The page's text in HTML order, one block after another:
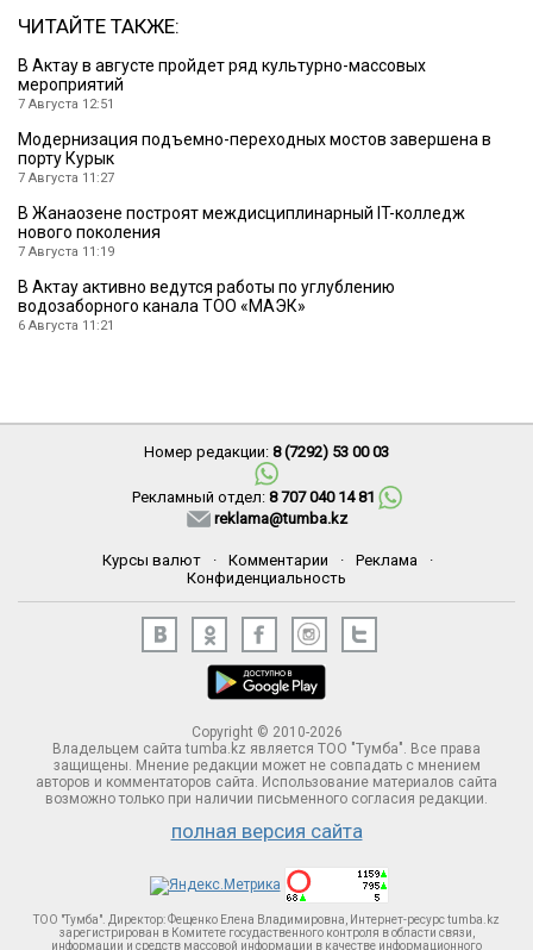
ЧИТАЙТЕ ТАКЖЕ:
В Актау в августе пройдет ряд культурно-массовых
мероприятий
7 Августа 12:51
Модернизация подъемно-переходных мостов завершена в
порту Курык
7 Августа 11:27
В Жанаозене построят междисциплинарный IT-колледж
нового поколения
7 Августа 11:19
В Актау активно ведутся работы по углублению
водозаборного канала ТОО «МАЭК»
6 Августа 11:21
Номер редакции: 8 (7292) 53 00 03
Рекламный отдел: 8 707 040 14 81
reklama@tumba.kz
Курсы валют · Комментарии · Реклама
·
Конфиденциальность
Copyright © 2010-2026
Владельцем сайта tumba.kz является ТОО "Тумба". Все права
защищены. Мнение редакции может не совпадать с мнением
авторов и комментаторов сайта. Использование материалов сайта
возможно только при наличии письменного согласия редакции.
полная версия сайта
ТОО "Тумба". Директор: Фещенко Елена Владимировна, Интернет-ресурс tumba.kz
зарегистрирован в Комитете госудаственного контроля в области связи,
информации и средств массовой информации в качестве информационного